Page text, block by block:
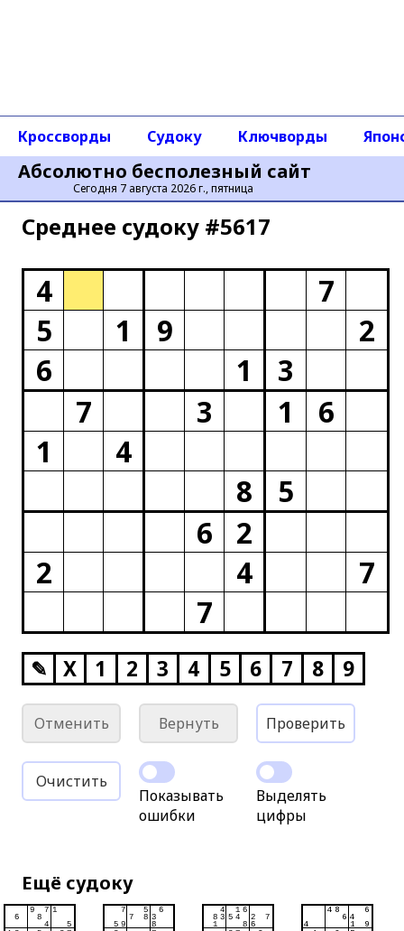
Абсолютно бесполезный сайт
Сегодня 7 августа 2026 г., пятница
Кроссворды Судоку Ключворды
Среднее cудоку #5617
4
7
5
1 9
2
6
1
3
7
3 1
6
1
4
8
5
6
2
2
4
7
7
✎ X 1 2 3 4 5 6 7 8 9
Отменить Вернуть Проверить
Очистить
Показывать
ошибки
Выделять
цифры
Ещё судоку